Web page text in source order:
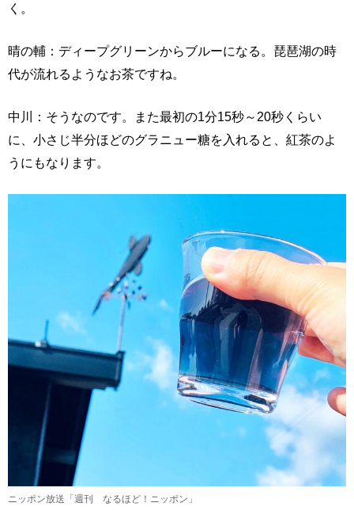
く。
晴の輔：ディープグリーンからブルーになる。琵琶湖の時
代が流れるようなお茶ですね。
中川：そうなのです。また最初の1分15秒～20秒くらい
に、小さじ半分ほどのグラニュー糖を入れると、紅茶のよ
うにもなります。
ニッポン放送「週刊 なるほど！ニッポン」